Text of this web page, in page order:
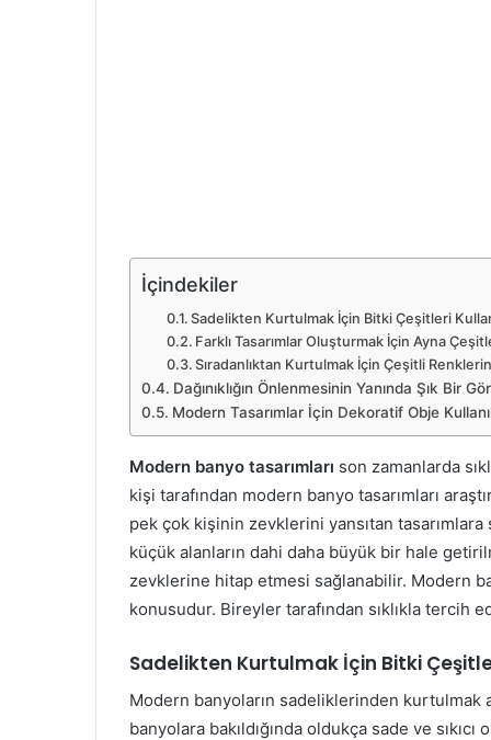
İçindekiler
Sadelikten Kurtulmak İçin Bitki Çeşitleri
Farklı Tasarımlar Oluşturmak İçin Ayna
Sıradanlıktan Kurtulmak İçin Çeşitli Renklerin
Dağınıklığın Önlenmesinin Yanında Şık Bir
Modern Tasarımlar İçin Dekoratif Obje
Modern banyo tasarımları son zamanlarda
kişi tarafından modern banyo tasarımları
pek çok kişinin zevklerini yansıtan
küçük alanların dahi daha büyük bir hale
zevklerine hitap etmesi sağlanabilir. Modern
konusudur. Bireyler tarafından sıklıkla tercih
Sadelikten Kurtulmak İçin Bitki
Modern banyoların sadeliklerinden
banyolara bakıldığında oldukça sade ve